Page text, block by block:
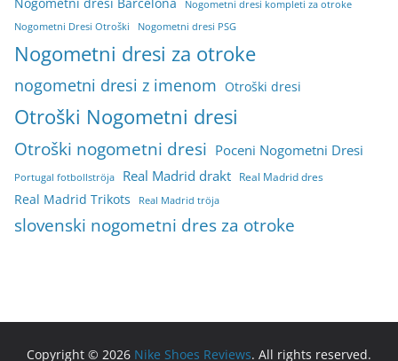
Nogometni dresi kompleti za otroke
Nogometni Dresi Otroški
Nogometni dresi PSG
Nogometni dresi za otroke
nogometni dresi z imenom Otroški dresi
Otroški Nogometni dresi
Otroški nogometni dresi Poceni Nogometni Dresi
Portugal fotbollströja Real Madrid drakt Real Madrid dres
Real Madrid Trikots Real Madrid tröja
slovenski nogometni dres za otroke
Copyright © 2026 Nike Shoes Reviews. All rights reserved.